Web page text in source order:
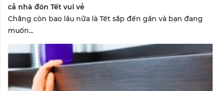
cả nhà đón Tết vui vẻ
Chẳng còn bao lâu nữa là Tết sắp đến gần và bạn đang
muốn...